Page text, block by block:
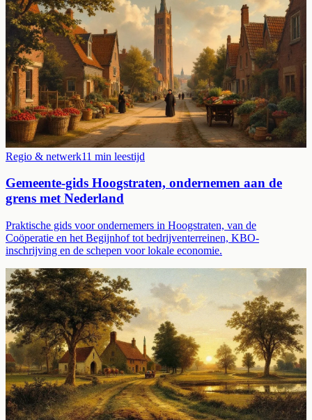
Regio & netwerk11 min leestijd
Gemeente-gids Hoogstraten, ondernemen aan de
grens met Nederland
Praktische gids voor ondernemers in Hoogstraten, van de
Coöperatie en het Begijnhof tot bedrijventerreinen, KBO-
inschrijving en de schepen voor lokale economie.